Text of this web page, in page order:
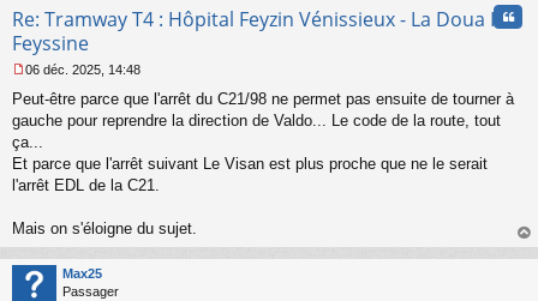
Re: Tramway T4 : Hôpital Feyzin Vénissieux - La Doua IUT
Feyssine
e
s
s
g
e
o
n
l
u
06 déc. 2025, 14:48
Peut-être parce que l'arrêt du C21/98 ne permet pas ensuite de tourner à
gauche pour reprendre la direction de Valdo... Le code de la route, tout
ça...
Et parce que l'arrêt suivant Le Visan est plus proche que ne le serait
l'arrêt EDL de la C21.
Mais on s'éloigne du sujet.
au
Max25
Passager